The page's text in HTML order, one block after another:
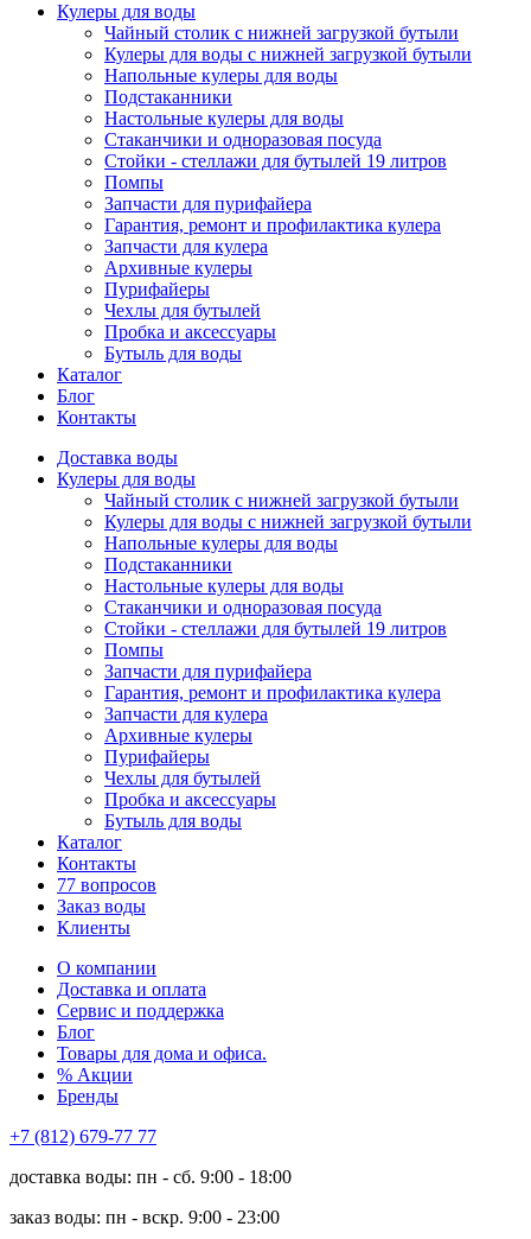
Кулеры для воды
Чайный столик с нижней загрузкой бутыли
Кулеры для воды с нижней загрузкой бутыли
Напольные кулеры для воды
Подстаканники
Настольные кулеры для воды
Стаканчики и одноразовая посуда
Стойки - стеллажи для бутылей 19 литров
Помпы
Запчасти для пурифайера
Гарантия, ремонт и профилактика кулера
Запчасти для кулера
Архивные кулеры
Пурифайеры
Чехлы для бутылей
Пробка и аксессуары
Бутыль для воды
Каталог
Блог
Контакты
Доставка воды
Кулеры для воды
Чайный столик с нижней загрузкой бутыли
Кулеры для воды с нижней загрузкой бутыли
Напольные кулеры для воды
Подстаканники
Настольные кулеры для воды
Стаканчики и одноразовая посуда
Стойки - стеллажи для бутылей 19 литров
Помпы
Запчасти для пурифайера
Гарантия, ремонт и профилактика кулера
Запчасти для кулера
Архивные кулеры
Пурифайеры
Чехлы для бутылей
Пробка и аксессуары
Бутыль для воды
Каталог
Контакты
77 вопросов
Заказ воды
Клиенты
О компании
Доставка и оплата
Сервис и поддержка
Блог
Товары для дома и офиса.
% Акции
Бренды
+7 (812) 679-77 77
доставка воды: пн - сб. 9:00 - 18:00
заказ воды: пн - вскр. 9:00 - 23:00